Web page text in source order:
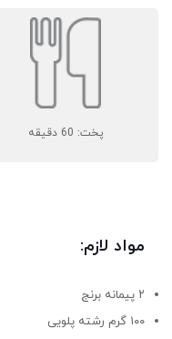
پخت: 60 دقیقه
مواد لازم:
۲ پیمانه برنج
۱۰۰ گرم رشته پلویی